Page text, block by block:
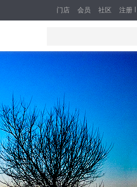
注册
门店 会员 社区